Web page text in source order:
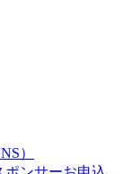
）